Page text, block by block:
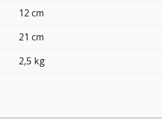
12 cm
21 cm
2,5 kg